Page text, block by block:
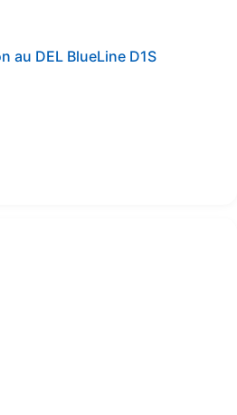
au DEL BlueLine D1S